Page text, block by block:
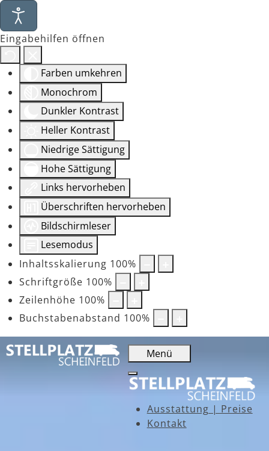
Eingabehilfen öffnen
Farben umkehren
Monochrom
Dunkler Kontrast
Heller Kontrast
Niedrige Sättigung
Hohe Sättigung
Links hervorheben
Überschriften hervorheben
Bildschirmleser
Lesemodus
Inhaltsskalierung 100%
Schriftgröße 100%
Zeilenhöhe 100%
Buchstabenabstand 100%
Menü
Ausstattung | Preise
Kontakt